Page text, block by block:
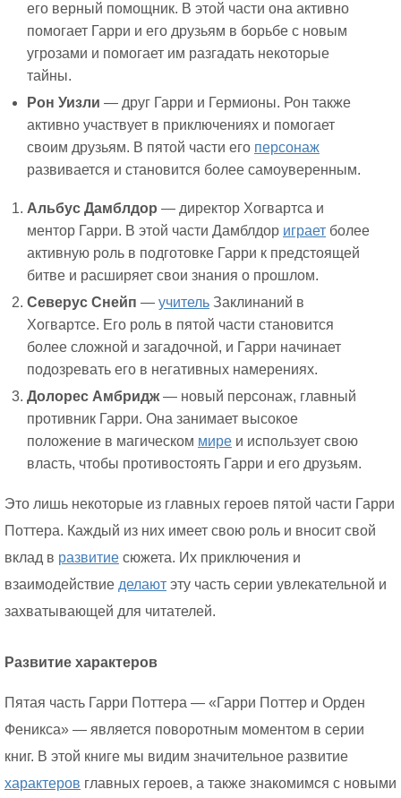
его верный помощник. В этой части она активно
помогает Гарри и его друзьям в борьбе с новым
угрозами и помогает им разгадать некоторые
тайны.
Рон Уизли — друг Гарри и Гермионы. Рон также
активно участвует в приключениях и помогает
своим друзьям. В пятой части его персонаж
развивается и становится более самоуверенным.
Альбус Дамблдор — директор Хогвартса и
ментор Гарри. В этой части Дамблдор играет более
активную роль в подготовке Гарри к предстоящей
битве и расширяет свои знания о прошлом.
Северус Снейп — учитель Заклинаний в
Хогвартсе. Его роль в пятой части становится
более сложной и загадочной, и Гарри начинает
подозревать его в негативных намерениях.
Долорес Амбридж— новый персонаж, главный
противник Гарри. Она занимает высокое
положение в магическом мире и использует свою
власть, чтобы противостоять Гарри и его друзьям.
Это лишь некоторые из главных героев пятой части Гарри
Поттера. Каждый из них имеет свою роль и вносит свой
вклад в развитие сюжета. Их приключения и
взаимодействие делают эту часть серии увлекательной и
захватывающей для читателей.
Развитие характеров
Пятая часть Гарри Поттера — «Гарри Поттер и Орден
Феникса» — является поворотным моментом в серии
книг. В этой книге мы видим значительное развитие
характеров главных героев, а также знакомимся с новыми